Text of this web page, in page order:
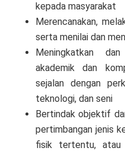
kepada masyarakat
Merencanakan,
serta menilai dan
Meningkatkan
akademik dan
sejalan dengan
teknologi, dan seni
Bertindak objektif
pertimbangan jenis
fisik tertentu, atau